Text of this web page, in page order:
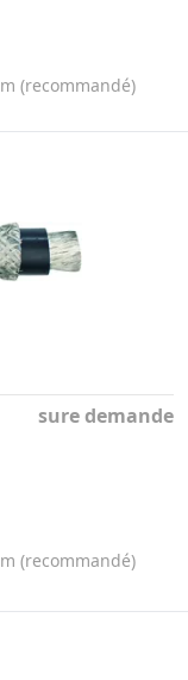
(recommandé)
sure demande
(recommandé)